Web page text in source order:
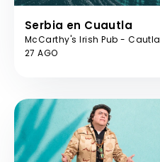
Serbia en Cuautla
McCarthy's Irish Pub - Cautla
27 AGO